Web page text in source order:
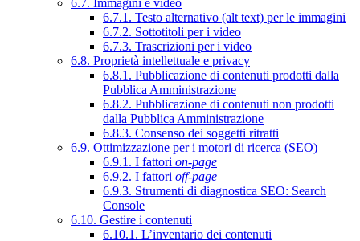
6.7.1. Testo alternativo (alt text) per le immagini
6.7.2. Sottotitoli per i video
6.7.3. Trascrizioni per i video
6.8. Proprietà intellettuale e privacy
6.8.1. Pubblicazione di contenuti prodotti dalla
Pubblica Amministrazione
6.8.2. Pubblicazione di contenuti non prodotti
dalla Pubblica Amministrazione
6.8.3. Consenso dei soggetti ritratti
6.9. Ottimizzazione per i motori di ricerca (SEO)
6.9.1. I fattori on-page
6.9.2. I fattori off-page
6.9.3. Strumenti di diagnostica SEO: Search
Console
6.10. Gestire i contenuti
6.10.1. L’inventario dei contenuti